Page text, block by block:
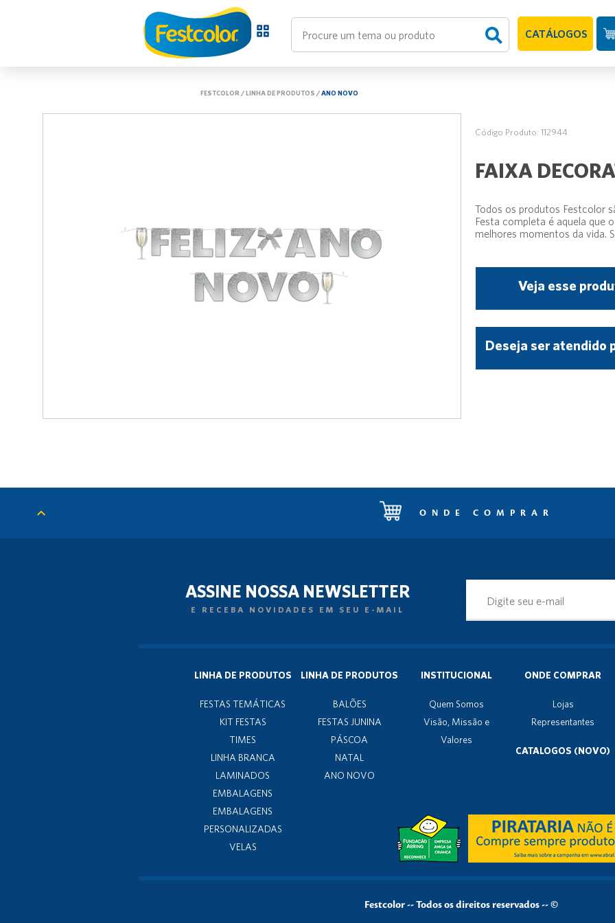
CATÁLOGOS
FESTCOLOR /LINHA DE PRODUTOS /ANO NOVO
Código Produto: 112944
FAIXA
Todos os produtos Festcolor
Festa completa é aquela que
melhores momentos da vida.
Veja esse
Deseja ser atendido
ONDE COMPRAR
ASSINE NOSSA NEWSLETTER
E RECEBA NOVIDADES EM SEU E-MAIL
LINHA DE PRODUTOS
FESTAS TEMÁTICAS
KIT FESTAS
TIMES
LINHA BRANCA
LAMINADOS
EMBALAGENS
EMBALAGENS
PERSONALIZADAS
VELAS
LINHA DE PRODUTOS
BALÕES
FESTAS JUNINA
PÁSCOA
NATAL
ANO NOVO
INSTITUCIONAL
Quem Somos
Visão, Missão e
Valores
ONDE COMPRAR
Lojas
Representantes
CATALOGOS (NOVO)
Festcolor--Todos os direitos reservados -- ©